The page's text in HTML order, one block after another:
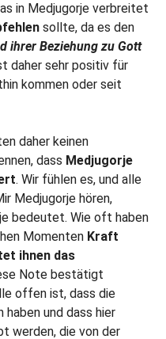
in Medjugorje verbreitet
sollte, da es den
ihrer Beziehung zu Gott
daher sehr positiv für
kommen oder seit
daher keinen
dass Medjugorje
. Wir fühlen es, und alle
Medjugorje hören,
bedeutet. Wie oft haben
Momenten Kraft
ihnen das
Note bestätigt
offen ist, dass die
und dass hier
werden, die von der